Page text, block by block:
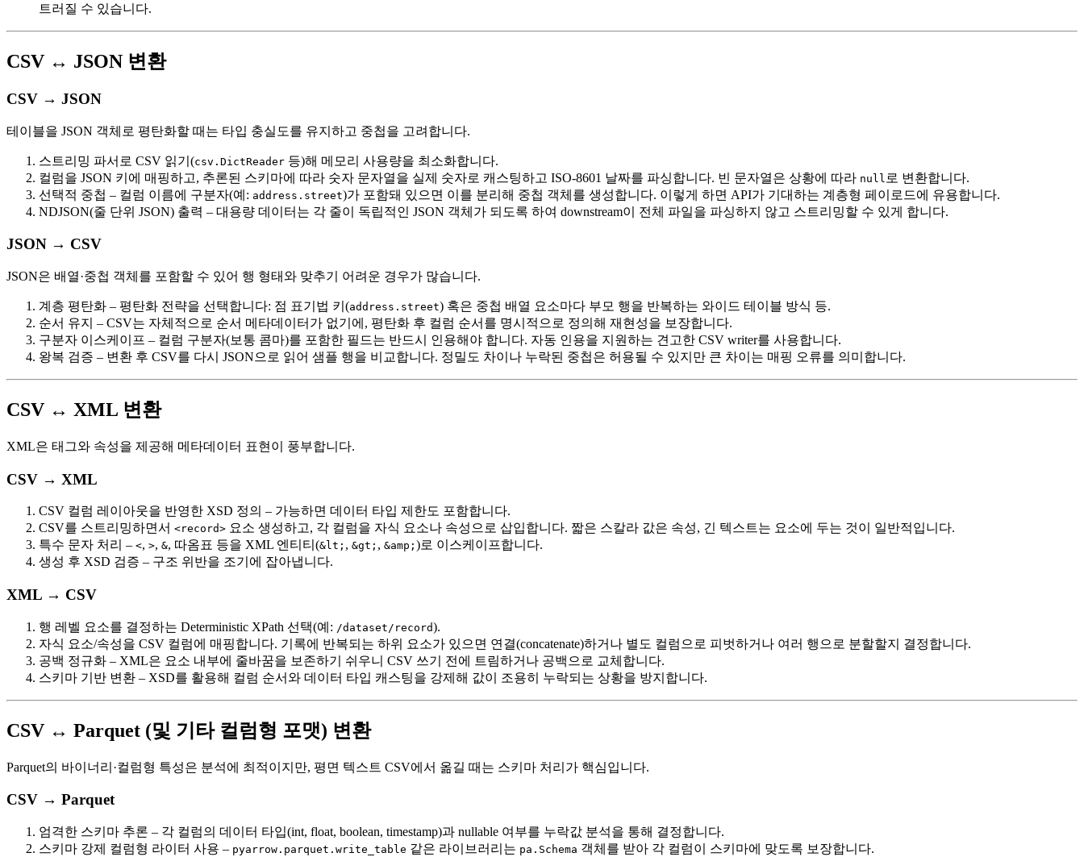
트러질 수 있습니다.
CSV ↔ JSON 변환
CSV → JSON
테이블을 JSON 객체로 평탄화할 때는 타입 충실도를 유지하고 중첩을 고려합니다.
스트리밍 파서로 CSV 읽기 (csv.DictReader 등)해 메모리 사용량을 최소화합니다.
컬럼을 JSON 키에 매핑하고, 추론된 스키마에 따라 숫자 문자열을 실제 숫자로 캐스팅하고 ISO‑8601 날짜를 파싱합니다. 빈 문자열은 상황에 따라 null 로 변환합니다.
선택적 중첩 – 컬럼 이름에 구분자(예: address.street)가 포함돼 있으면 이를 분리해 중첩 객체를 생성합니다. 이렇게 하면 API가 기대하는 계층형 페이로드에 유용합니다.
NDJSON(줄 단위 JSON) 출력 – 대용량 데이터는 각 줄이 독립적인 JSON 객체가 되도록 하여 downstream이 전체 파일을 파싱하지 않고 스트리밍할 수 있게 합니다.
JSON → CSV
JSON은 배열·중첩 객체를 포함할 수 있어 행 형태와 맞추기 어려운 경우가 많습니다.
계층 평탄화 – 평탄화 전략을 선택합니다: 점 표기법 키(address.street) 혹은 중첩 배열 요소마다 부모 행을 반복하는 와이드 테이블 방식 등.
순서 유지 – CSV는 자체적으로 순서 메타데이터가 없기에, 평탄화 후 컬럼 순서를 명시적으로 정의해 재현성을 보장합니다.
구분자 이스케이프 – 컬럼 구분자(보통 콤마)를 포함한 필드는 반드시 인용해야 합니다. 자동 인용을 지원하는 견고한 CSV writer를 사용합니다.
왕복 검증 – 변환 후 CSV를 다시 JSON으로 읽어 샘플 행을 비교합니다. 정밀도 차이나 누락된 중첩은 허용될 수 있지만 큰 차이는 매핑 오류를 의미합니다.
CSV ↔ XML 변환
XML은 태그와 속성을 제공해 메타데이터 표현이 풍부합니다.
CSV → XML
CSV 컬럼 레이아웃을 반영한 XSD 정의 – 가능하면 데이터 타입 제한도 포함합니다.
CSV를 스트리밍하면서 <record> 요소 생성하고, 각 컬럼을 자식 요소나 속성으로 삽입합니다. 짧은 스칼라 값은 속성, 긴 텍스트는 요소에 두는 것이 일반적입니다.
특수 문자 처리 – <, >, &, 따옴표 등을 XML 엔티티(&lt; , &gt; , &amp; )로 이스케이프합니다.
생성 후 XSD 검증 – 구조 위반을 조기에 잡아냅니다.
XML → CSV
행 레벨 요소를 결정하는 Deterministic XPath 선택(예: /dataset/record).
자식 요소/속성을 CSV 컬럼에 매핑합니다. 기록에 반복되는 하위 요소가 있으면 연결(concatenate)하거나 별도 컬럼으로 피벗하거나 여러 행으로 분할할지 결정합니다.
공백 정규화 – XML은 요소 내부에 줄바꿈을 보존하기 쉬우니 CSV 쓰기 전에 트림하거나 공백으로 교체합니다.
스키마 기반 변환 – XSD를 활용해 컬럼 순서와 데이터 타입 캐스팅을 강제해 값이 조용히 누락되는 상황을 방지합니다.
CSV ↔ Parquet (및 기타 컬럼형 포맷) 변환
Parquet의 바이너리·컬럼형 특성은 분석에 최적이지만, 평면 텍스트 CSV에서 옮길 때는 스키마 처리가 핵심입니다.
CSV → Parquet
엄격한 스키마 추론 – 각 컬럼의 데이터 타입(int, float, boolean, timestamp)과 nullable 여부를 누락값 분석을 통해 결정합니다.
스키마 강제 컬럼형 라이터 사용 – pyarrow.parquet.write_table 같은 라이브러리는 pa.Schema 객체를 받아 각 컬럼이 스키마에 맞도록 보장합니다.